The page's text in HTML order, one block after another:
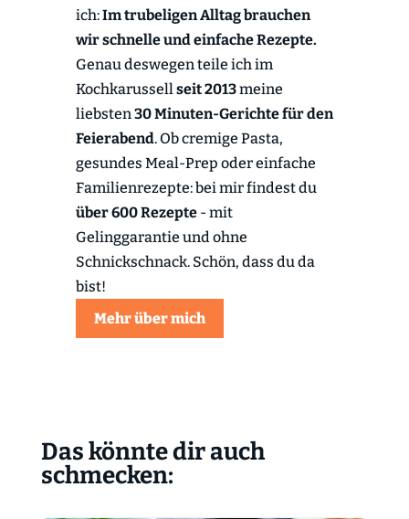
ich:Im trubeligen Alltag brauchen
wir schnelle und einfache Rezepte.
Genau deswegen teile ich im
Kochkarussellseit 2013meine
liebsten30 Minuten-Gerichte für den
Feierabend. Ob cremige Pasta,
gesundes Meal-Prep oder einfache
Familienrezepte: bei mir findest du
über 600 Rezepte- mit
Gelinggarantie und ohne
Schnickschnack. Schön, dass du da
bist!
Mehr über mich
Das könnte dir auch
schmecken: